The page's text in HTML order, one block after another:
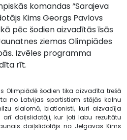
komandas “Sarajeva
Kims Georgs Pavlovs
pēc šodien aizvadītās īsās
ziemas Olimpiādes
Izvēles programma
rīt.
Olimpiādē šodien tika aizvadīta trešā
no Latvijas sportistiem stājās kalnu
slalomā, biatlonisti, kuri aizvadīja
daiļslidotāji, kur ļoti labu rezultātu
daiļslidotājs no Jelgavas Kims